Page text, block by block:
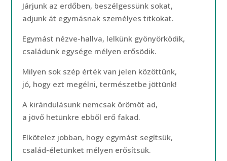
Járjunk az erdőben, beszélgessünk sokat,
adjunk át egymásnak személyes titkokat.
Egymást nézve-hallva, lelkünk gyönyörködik,
családunk egysége mélyen erősödik.
Milyen sok szép érték van jelen közöttünk,
jó, hogy ezt megélni, természetbe jöttünk!
A kirándulásunk nemcsak örömöt ad,
a jövő hetünkre ebből erő fakad.
Elkötelez jobban, hogy egymást segítsük,
család-életünket mélyen erősítsük.